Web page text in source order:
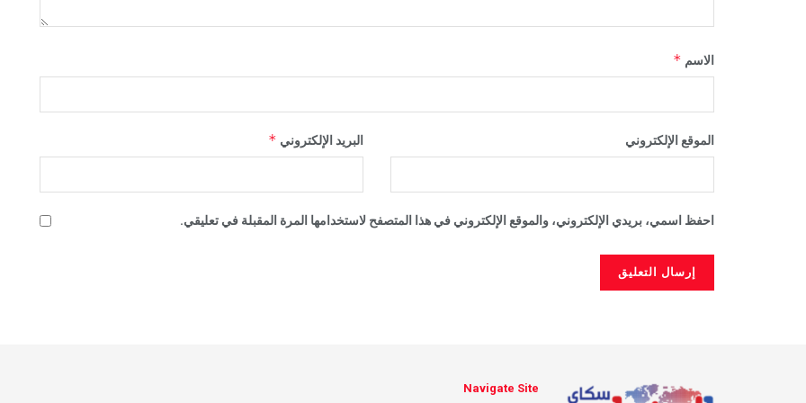
الاسم *
البريد الإلكتروني * الموقع الإلكتروني
احفظ اسمي، بريدي الإلكتروني، والموقع الإلكتروني في هذا المتصفح لاستخدامها المرة المقبلة في تعليقي.
Navigate Site